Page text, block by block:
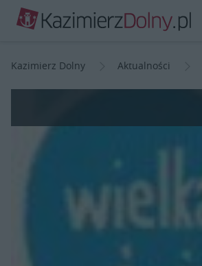
Kazimierz Dolny Aktualności